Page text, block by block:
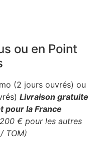
ou en Point
(2 jours ouvrés) ou
Livraison gratuite
pour la France
€ pour les autres
TOM)